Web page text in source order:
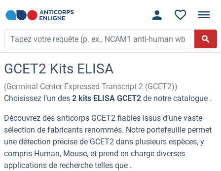
GCET2 Kits ELISA
(Germinal Center Expressed Transcript 2 (GCET2))
Choisissez l’un des 2 kits ELISA GCET2 de notre catalogue .
Découvrez des anticorps GCET2 fiables issus d’une vaste
sélection de fabricants renommés. Notre portefeuille permet
une détection précise de GCET2 dans plusieurs espèces, y
compris Human, Mouse, et prend en charge diverses
applications de recherche telles que .